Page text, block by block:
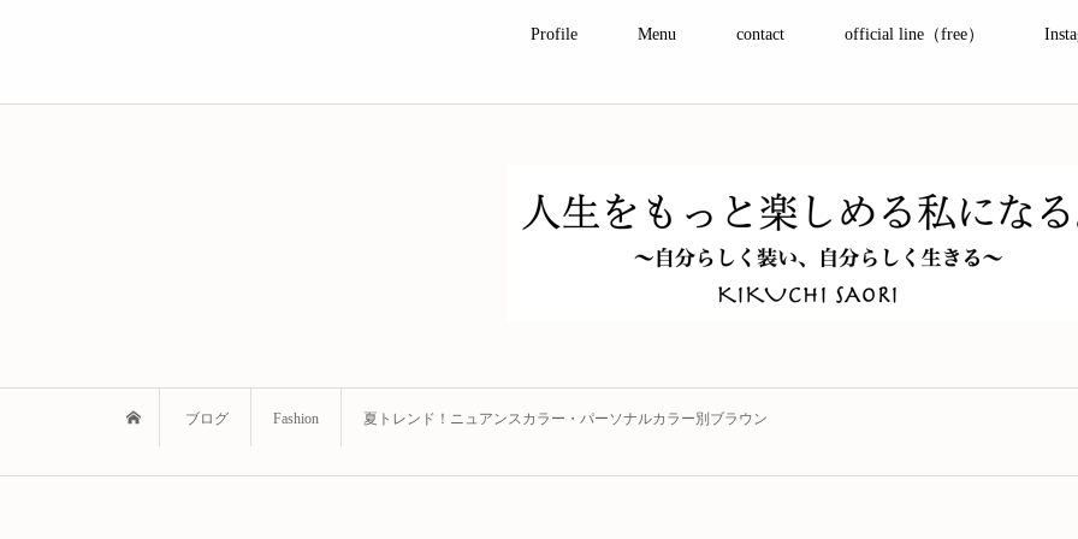
Profile Menu contact official line（free）
ブログ Fashion 夏トレンド！ニュアンスカラー・パーソナルカラー別ブラウン